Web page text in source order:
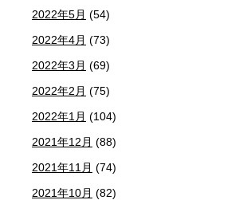
2022年5月 (54)
2022年4月 (73)
2022年3月 (69)
2022年2月 (75)
2022年1月 (104)
2021年12月 (88)
2021年11月 (74)
2021年10月 (82)